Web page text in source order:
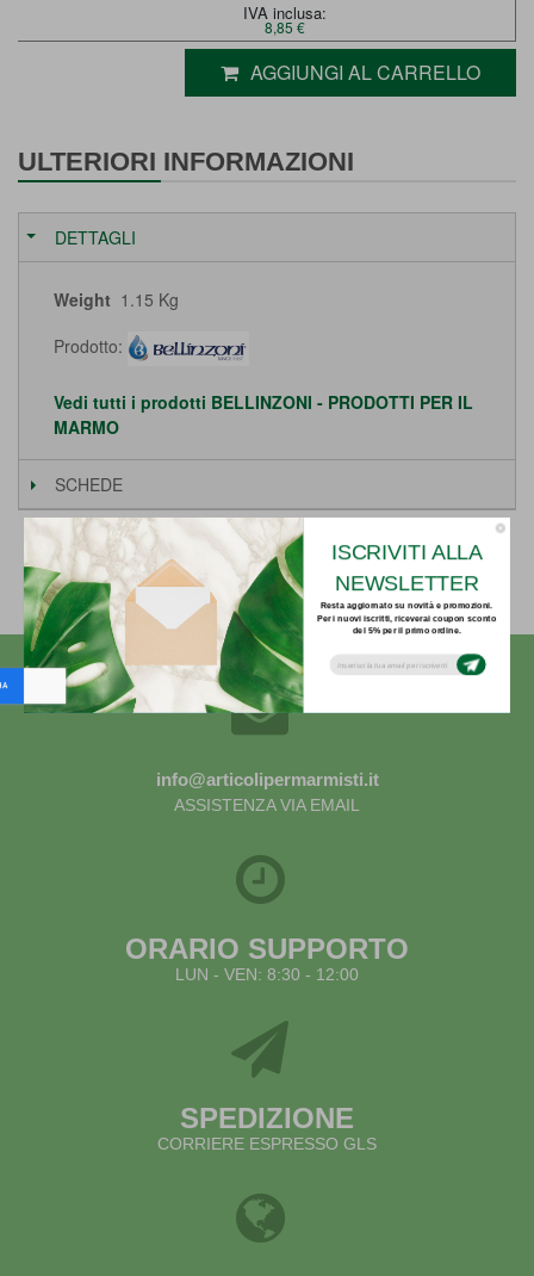
ISCRIVITI ALLA
NEWSLETTER
Resta aggiornato su novità e promozioni.
Per i nuovi iscritti, riceverai coupon sconto
del 5% per il primo ordine.
IVA inclusa:
8,85 €
AGGIUNGI AL CARRELLO
ULTERIORI INFORMAZIONI
DETTAGLI
Weight 1.15 Kg
Prodotto:
Vedi tutti i prodotti BELLINZONI - PRODOTTI PER IL
MARMO
SCHEDE
Indietro
info@articolipermarmisti.it
ASSISTENZA VIA EMAIL
ORARIO SUPPORTO
LUN - VEN: 8:30 - 12:00
SPEDIZIONE
CORRIERE ESPRESSO GLS